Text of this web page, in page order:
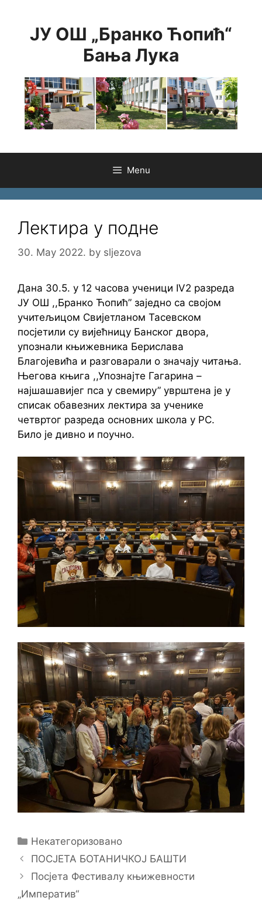
contentЈУ ОШ „Бранко Ћопић“
Бања Лука
Menu
Лектира у подне
30. May 2022. by sljezova
Дана 30.5. у 12 часова ученици IV2 разреда
ЈУ ОШ ,,Бранко Ћопић” заједно са својом
учитељицом Свијетланом Тасевском
посјетили су вијећницу Банског двора,
упознали књижевника Берислава
Благојевића и разговарали о значају читања.
Његова књига ,,Упознајте Гагарина –
најшашавијег пса у свемиру” уврштена је у
списак обавезних лектира за ученике
четвртог разреда основних школа у РС.
Било је дивно и поучно.
Categories
Некатегоризовано
ПОСЈЕТА БОТАНИЧКОЈ БАШТИ
Посјета Фестивалу књижевности
„Императив“